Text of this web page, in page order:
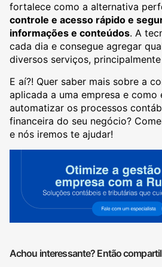
fortalece como a alternativa
controle e acesso rápido e
informações e conteúdos. A
cada dia e consegue agregar
diversos serviços,
E aí?! Quer saber mais sobre a
aplicada a uma empresa e como
automatizar os processos
financeira do seu negócio?
e nós iremos te ajudar!
Achou interessante? Então